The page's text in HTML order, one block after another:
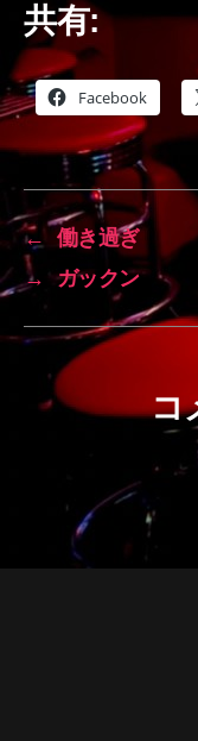
共有:
Facebook
← 働き過ぎ
→
ガックン
コ